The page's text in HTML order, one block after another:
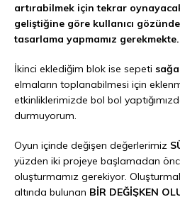
artırabilmek için tekrar
geliştiğine göre kullanıcı
tasarlama yapmamız gerekmekte.
İkinci eklediğim blok ise sepeti
elmaların toplanabilmesi için
etkinliklerimizde bol bol
durmuyorum.
Oyun içinde değişen değerlerimiz
yüzden iki projeye başlamadan
oluşturmamız gerekiyor.
altında bulunan BİR DEĞİŞKEN